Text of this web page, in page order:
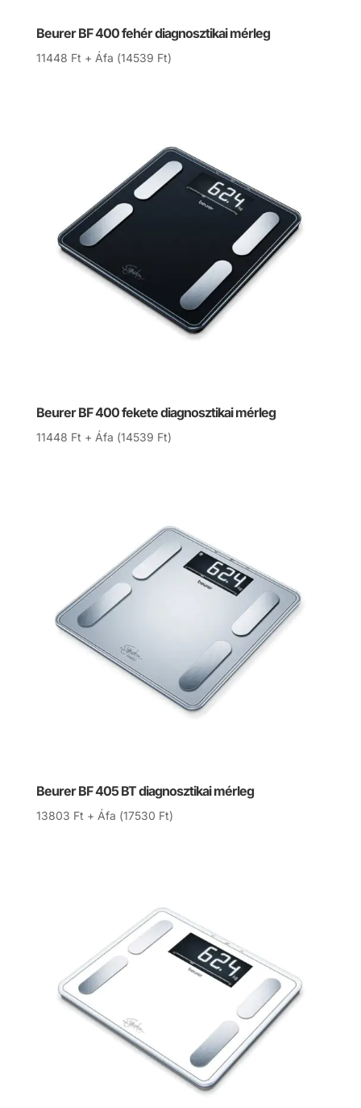
Beurer BF 400 fehér diagnosztikai mérleg
11448 Ft + Áfa (14539 Ft)
Beurer BF 400 fekete diagnosztikai mérleg
11448 Ft + Áfa (14539 Ft)
Beurer BF 405 BT diagnosztikai mérleg
13803 Ft + Áfa (17530 Ft)